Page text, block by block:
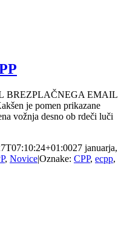
BREZPLAČNEGA EMAIL
je pomen prikazane
vožnja desno ob rdeči luči
27 januarja,
, Novice|Oznake: CPP, ecpp,